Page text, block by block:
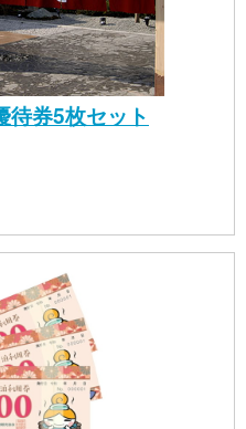
待券5枚セット